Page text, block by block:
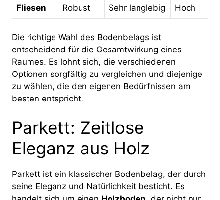
Fliesen Robust Sehr langlebig Hoch
Die richtige Wahl des Bodenbelags ist
entscheidend für die Gesamtwirkung eines
Raumes. Es lohnt sich, die verschiedenen
Optionen sorgfältig zu vergleichen und diejenige
zu wählen, die den eigenen Bedürfnissen am
besten entspricht.
Parkett: Zeitlose
Eleganz aus Holz
Parkett ist ein klassischer Bodenbelag, der durch
seine Eleganz und Natürlichkeit besticht. Es